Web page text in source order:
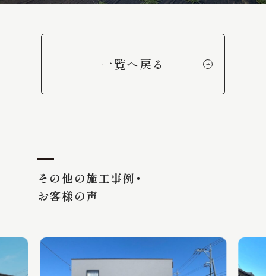
一覧へ戻る
その他の施工事例・
お客様の声